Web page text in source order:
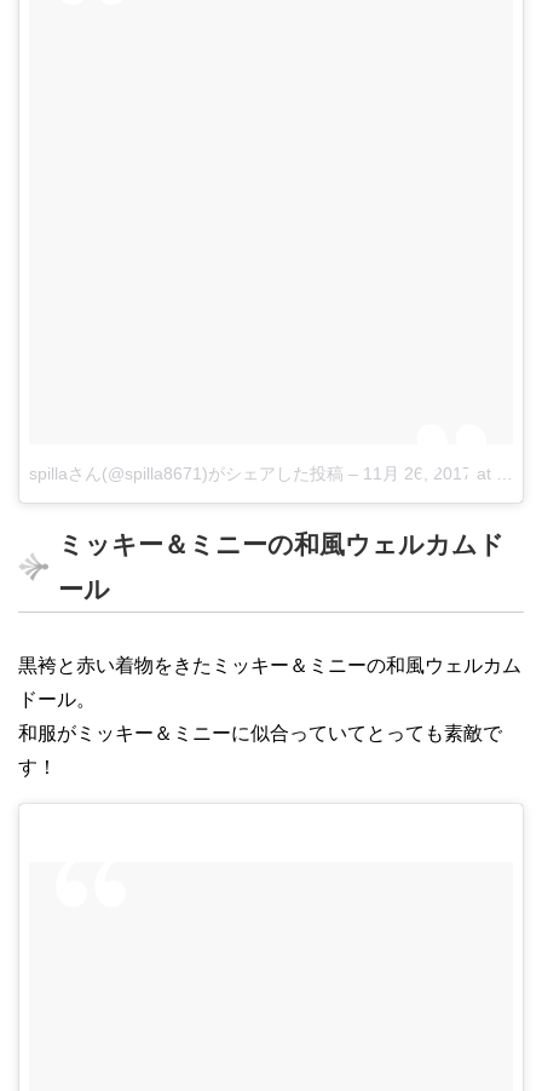
spillaさん(@spilla8671)がシェアした投稿 – 11月 26, 2017 at 11:48午後 PST
ミッキー＆ミニーの和風ウェルカムド
ール
黒袴と赤い着物をきたミッキー＆ミニーの和風ウェルカム
ドール。
和服がミッキー＆ミニーに似合っていてとっても素敵で
す！